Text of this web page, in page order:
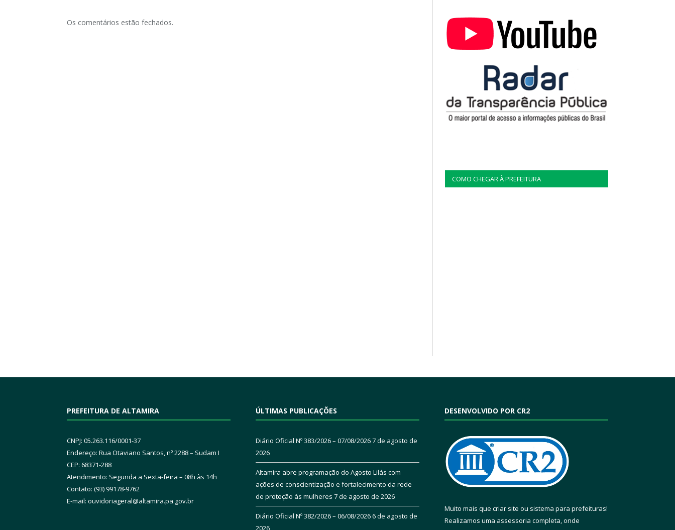
Os comentários estão fechados.
COMO CHEGAR À PREFEITURA
PREFEITURA DE ALTAMIRA
CNPJ: 05.263.116/0001-37
Endereço: Rua Otaviano Santos, nº 2288 – Sudam I
CEP: 68371-288
Atendimento: Segunda a Sexta-feira – 08h às 14h
Contato: (93) 99178-9762
E-mail: ouvidoriageral@altamira.pa.gov.br
ÚLTIMAS PUBLICAÇÕES
Diário Oficial Nº 383/2026 – 07/08/20267 de agosto de
2026
Altamira abre programação do Agosto Lilás com
ações de conscientização e fortalecimento da rede
de proteção às mulheres 7 de agosto de 2026
Diário Oficial Nº 382/2026 – 06/08/20266 de agosto de
2026
DESENVOLVIDO POR CR2
Muito mais que criar site ou sistema para prefeituras!
Realizamos uma assessoria completa, onde